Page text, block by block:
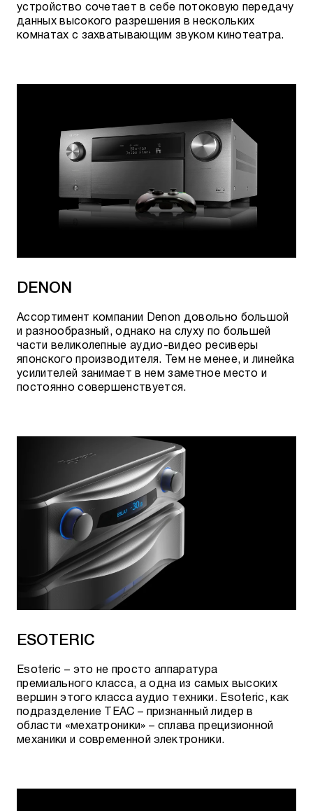
устройство сочетает в себе потоковую передачу
данных высокого разрешения в нескольких
комнатах с захватывающим звуком кинотеатра.
DENON
Ассортимент компании Denon довольно большой
и разнообразный, однако на слуху по большей
части великолепные аудио-видео ресиверы
японского производителя. Тем не менее, и линейка
усилителей занимает в нем заметное место и
постоянно совершенствуется.
ESOTERIC
Esoteric – это не просто аппаратура
премиального класса, а одна из самых высоких
вершин этого класса аудио техники. Esoteric, как
подразделение TEAC – признанный лидер в
области «мехатроники» – сплава прецизионной
механики и современной электроники.